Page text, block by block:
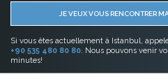
JE VEUX VOUS RENCONTRER
Si vous êtes actuellement à Istanbul,
+90 535 480 80 80. Nous pouvons venir
minutes!